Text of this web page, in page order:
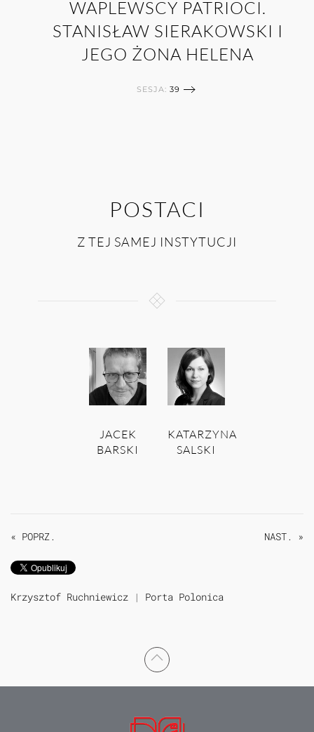
WAPLEWSCY PATRIOCI.
STANISŁAW SIERAKOWSKI I
JEGO ŻONA HELENA
SESJA: 39
POSTACI
Z TEJ SAMEJ INSTYTUCJI
JACEK
BARSKI
KATARZYNA
SALSKI
« POPRZ. NAST. »
Krzysztof Ruchniewicz | Porta Polonica